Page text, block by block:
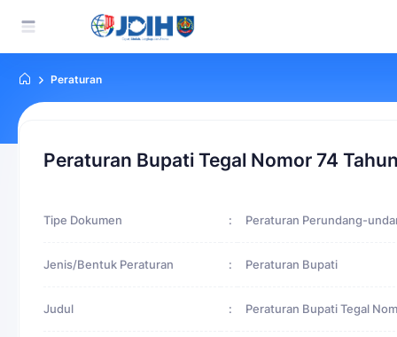
Peraturan
Peraturan Bupati Tegal Nomor 74
Tipe Dokumen : Peraturan Perundang-
Jenis/Bentuk Peraturan : Peraturan Bupati
Judul : Peraturan Bupati Tegal